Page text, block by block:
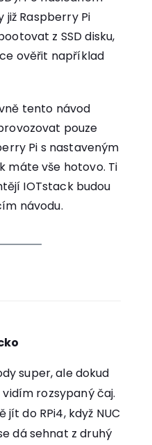
Raspberry Pi
z SSD disku,
ověřit například
tento návod
pouze
Pi s nastaveným
máte vše hotovo. Ti
IOTstack budou
návodu.
super, ale dokud
rozsypaný čaj.
do RPi4, když NUC
dá sehnat z druhý